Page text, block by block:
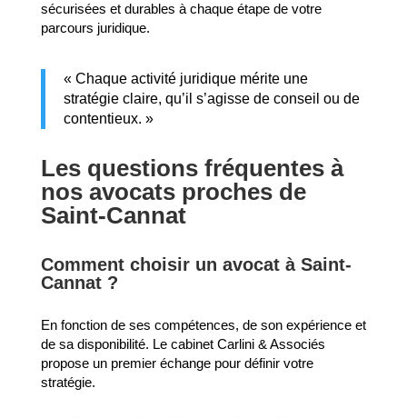
sécurisées et durables à chaque étape de votre
parcours juridique.
« Chaque activité juridique mérite une
stratégie claire, qu’il s’agisse de conseil ou de
contentieux. »
Les questions fréquentes à
nos avocats proches de
Saint-Cannat
Comment choisir un avocat à Saint-
Cannat ?
En fonction de ses compétences, de son expérience et
de sa disponibilité. Le cabinet Carlini & Associés
propose un premier échange pour définir votre
stratégie.